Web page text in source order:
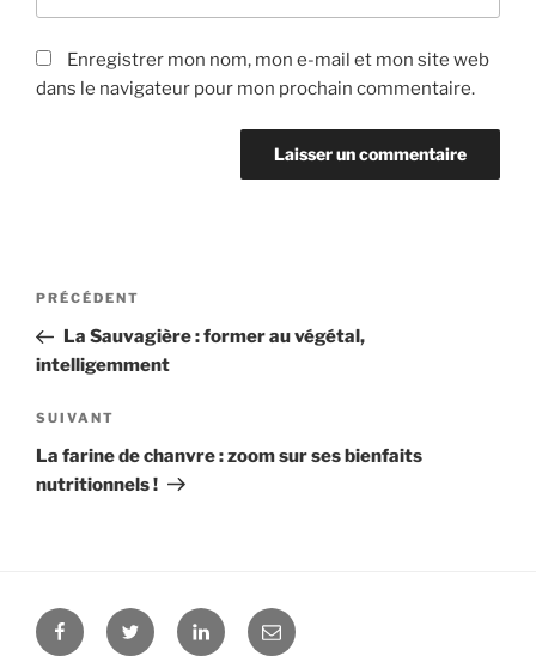
Enregistrer mon nom, mon e-mail et mon site web
dans le navigateur pour mon prochain commentaire.
Navigation
l’article
Article
précédent
PRÉCÉDENT
La Sauvagière : former au végétal,
intelligemment
Article
suivant
SUIVANT
La farine de chanvre : zoom sur ses bienfaits
nutritionnels !
FacebookTwitter LinkedinE-